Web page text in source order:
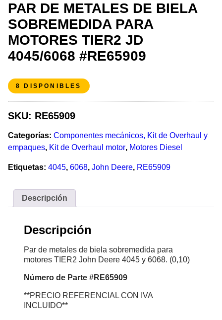
PAR DE METALES DE BIELA
SOBREMEDIDA PARA
MOTORES TIER2 JD
4045/6068 #RE65909
8 DISPONIBLES
SKU: RE65909
Categorías: Componentes mecánicos, Kit de Overhaul y
empaques, Kit de Overhaul motor, Motores Diesel
Etiquetas: 4045, 6068, John Deere, RE65909
Descripción
Descripción
Par de metales de biela sobremedida para
motores TIER2 John Deere 4045 y 6068. (0,10)
Número de Parte #RE65909
**PRECIO REFERENCIAL CON IVA
INCLUIDO**